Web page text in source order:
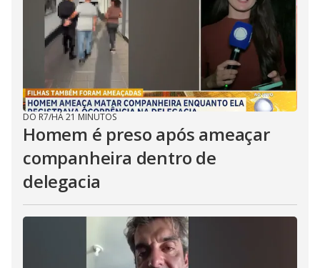
DO R7/HÁ 21 MINUTOS
Homem é preso após ameaçar
companheira dentro de
delegacia